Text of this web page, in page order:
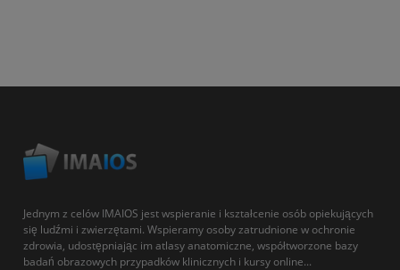
Jednym z celów IMAIOS jest wspieranie i kształcenie osób opiekujących
się ludźmi i zwierzętami. Wspieramy osoby zatrudnione w ochronie
zdrowia, udostępniając im atlasy anatomiczne, współtworzone bazy
badań obrazowych przypadków klinicznych i kursy online...